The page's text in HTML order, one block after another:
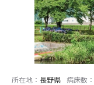
所在地： 長野県 病床数：